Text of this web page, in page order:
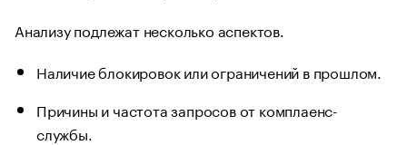
Анализу подлежат несколько аспектов.
Наличие блокировок или ограничений в прошлом.
Причины и частота запросов от комплаенс-
службы.